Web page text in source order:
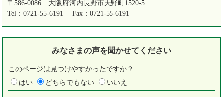
〒586-0086
大阪府河内長野市天野町1520-5
Tel：0721-55-6191
Fax：0721-55-6191
みなさまの声を聞かせてください
このページは見つけやすかったですか？
はい
どちらでもない いいえ